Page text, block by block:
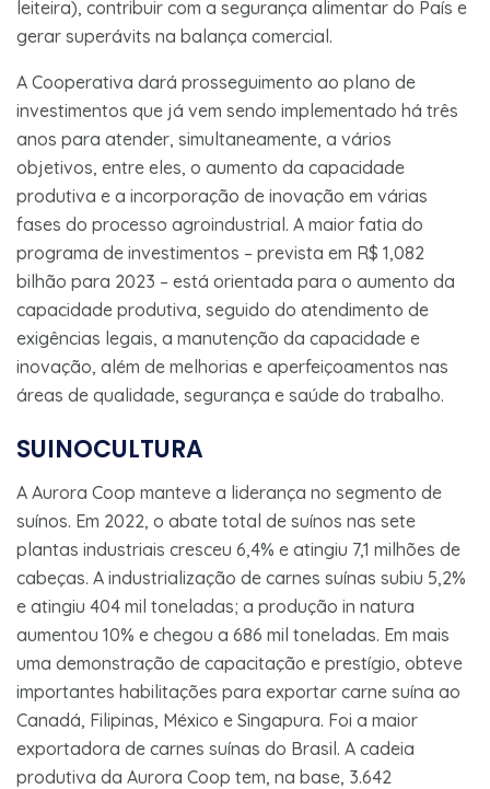
leiteira), contribuir com a segurança alimentar do País e
gerar superávits na balança comercial.
A Cooperativa dará prosseguimento ao plano de
investimentos que já vem sendo implementado há três
anos para atender, simultaneamente, a vários
objetivos, entre eles, o aumento da capacidade
produtiva e a incorporação de inovação em várias
fases do processo agroindustrial. A maior fatia do
programa de investimentos – prevista em R$ 1,082
bilhão para 2023 – está orientada para o aumento da
capacidade produtiva, seguido do atendimento de
exigências legais, a manutenção da capacidade e
inovação, além de melhorias e aperfeiçoamentos nas
áreas de qualidade, segurança e saúde do trabalho.
SUINOCULTURA
A Aurora Coop manteve a liderança no segmento de
suínos. Em 2022, o abate total de suínos nas sete
plantas industriais cresceu 6,4% e atingiu 7,1 milhões de
cabeças. A industrialização de carnes suínas subiu 5,2%
e atingiu 404 mil toneladas; a produção in natura
aumentou 10% e chegou a 686 mil toneladas. Em mais
uma demonstração de capacitação e prestígio, obteve
importantes habilitações para exportar carne suína ao
Canadá, Filipinas, México e Singapura. Foi a maior
exportadora de carnes suínas do Brasil. A cadeia
produtiva da Aurora Coop tem, na base, 3.642